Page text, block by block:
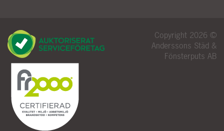
Copyright 2026 ©
Anderssons Städ &
Fönsterputs AB